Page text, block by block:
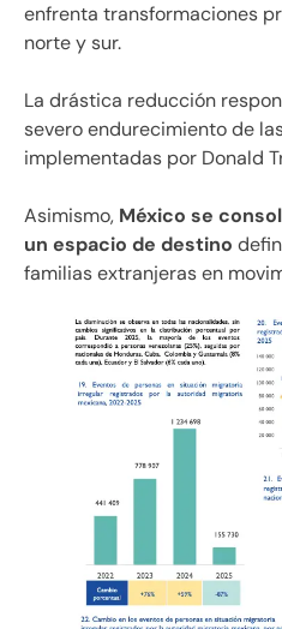
enfrenta transformaciones
norte y sur.
La drástica reducción
severo endurecimiento de
implementadas por Donald
Asimismo, México se
un espacio de destino
familias extranjeras en